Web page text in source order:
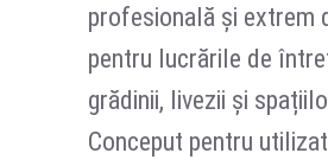
profesională și extrem
pentru lucrările de
grădinii, livezii și
Conceput pentru